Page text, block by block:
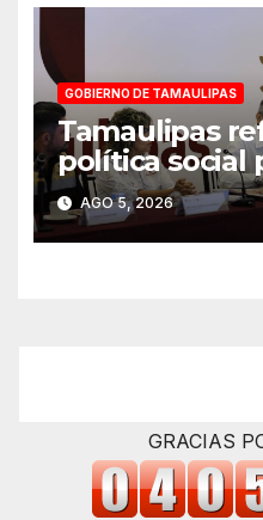
GOBIERNO DE TAMAULIPAS
Tamaulipas
política social
reduciendo
pobreza
AGO 5, 2026
GRACIAS